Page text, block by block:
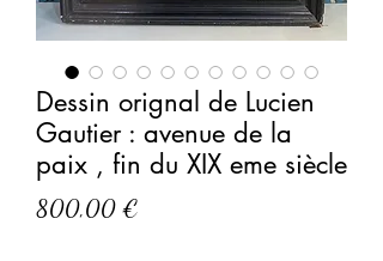
Dessin orignal de Lucien
Gautier : avenue de la
paix , fin du XIX eme siècle
800,00 €